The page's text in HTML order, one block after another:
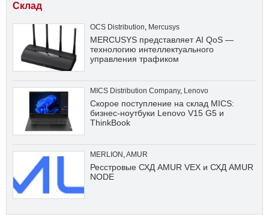
Склад
OCS Distribution, Mercusys
MERCUSYS представляет AI QoS —
технологию интеллектуального
управления трафиком
MICS Distribution Company, Lenovo
Скорое поступление на склад MICS:
бизнес-ноутбуки Lenovo V15 G5 и
ThinkBook
MERLION ,AMUR
Ресстровые СХД AMUR VEX и СХД AMUR
NODE